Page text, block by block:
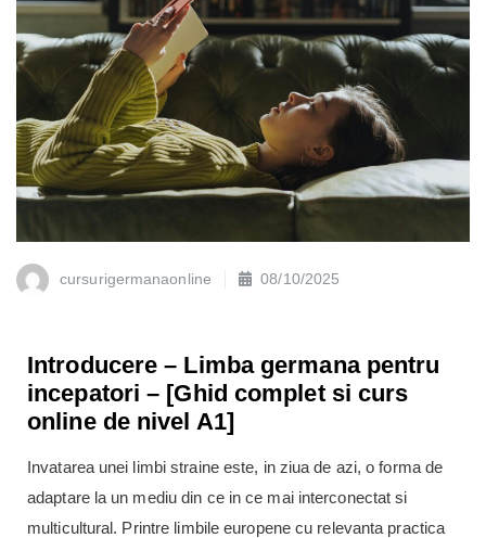
cursurigermanaonline 08/10/2025
Introducere – Limba germana pentru
incepatori – [Ghid complet si curs
online de nivel A1]
Invatarea unei limbi straine este, in ziua de azi, o forma de
adaptare la un mediu din ce in ce mai interconectat si
multicultural. Printre limbile europene cu relevanta practica